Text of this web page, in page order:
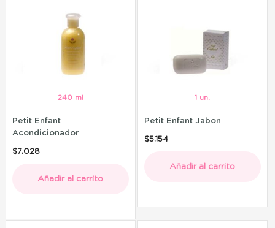
240 ml
Petit Enfant
Acondicionador
$7.028
Añadir al carrito
1 un.
Petit Enfant Jabon
$5.154
Añadir al carrito